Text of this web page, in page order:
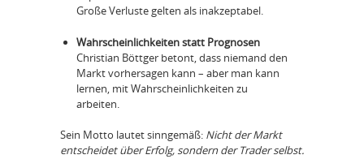
Große Verluste gelten als inakzeptabel.
Wahrscheinlichkeiten statt Prognosen
Christian Böttger betont, dass niemand den
Markt vorhersagen kann – aber man kann
lernen, mit Wahrscheinlichkeiten zu
arbeiten.
Sein Motto lautet sinngemäß: Nicht der Markt
entscheidet über Erfolg, sondern der Trader selbst.